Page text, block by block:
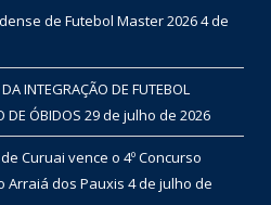
de Futebol Master 20264 de
INTEGRAÇÃO DE FUTEBOL
DE ÓBIDOS 29 de julho de 2026
Curuai vence o 4º Concurso
Arraiá dos Pauxis 4 de julho de